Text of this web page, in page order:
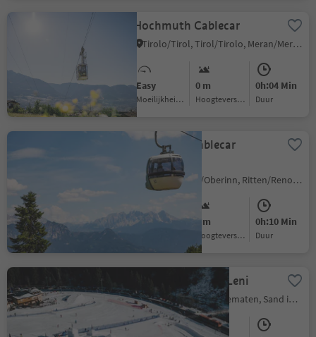
Hochmuth Cablecar
Tirolo/Tirol, Tirol/Tirolo, Meran/Merano and environs
Easy
Moeilijkheidsgraad
0 m
Hoogteverschil
0h:04 Min
Duur
Mountain Cablecar
Rittner Horn
Auna di Sopra/Oberinn, Ritten/Renon, Bolzano/Bozen and environs
Easy 0 m
Hoogteverschil
0h:10 Min
Duur
Family-Funpark | Leni
Caminata di Tures/Kematen, Sand in Taufers/Campo Tures, Ahrntal/Valle Aurina